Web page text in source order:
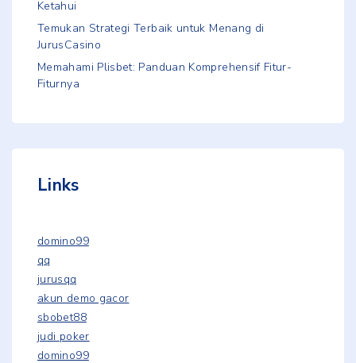
Ketahui
Temukan Strategi Terbaik untuk Menang di
JurusCasino
Memahami Plisbet: Panduan Komprehensif Fitur-
Fiturnya
Links
domino99
qq
jurusqq
akun demo gacor
sbobet88
judi poker
domino99